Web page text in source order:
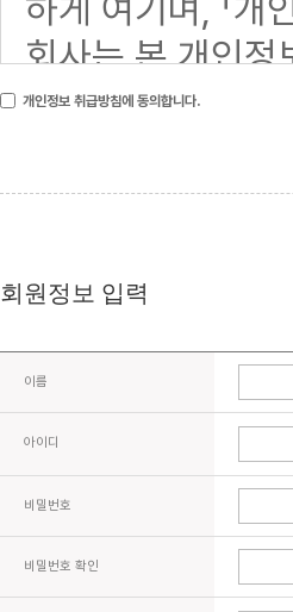
개인정보 취급방침에 동의합니다.
회원정보 입력
이름
아이디
비밀번호
비밀번호 확인